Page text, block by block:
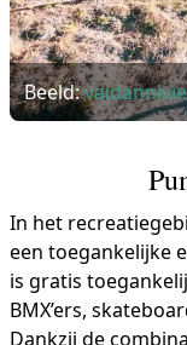
Beeld:
In het
een toegankelijke
is gratis
BMX’ers,
Dankzij de